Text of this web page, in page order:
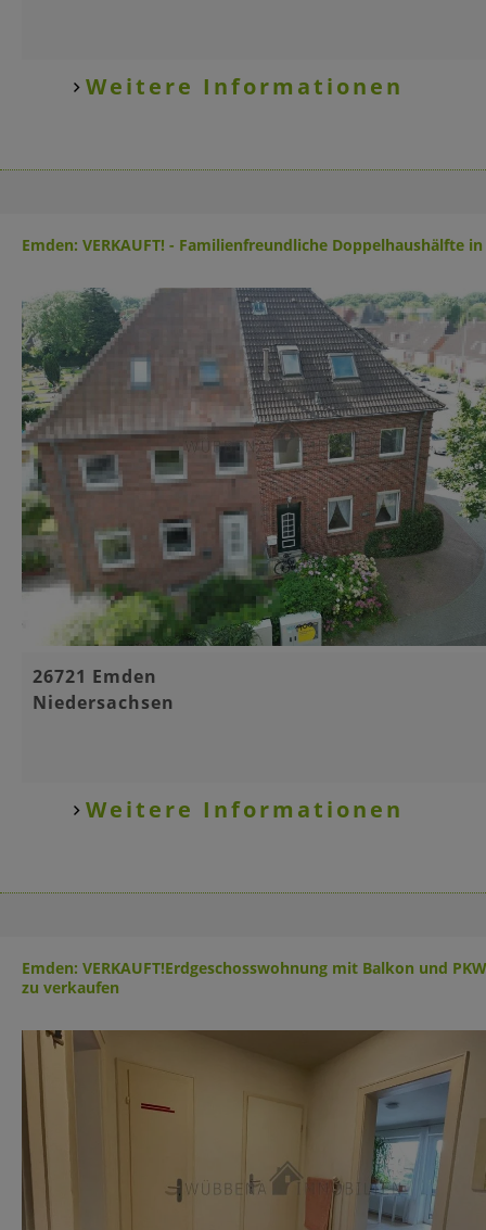
Weitere Informationen
Emden: VERKAUFT! - Familienfreundliche Doppelhaushälfte
Basisinformationen
26721 Emden
Niedersachsen
Weitere Informationen
Emden: VERKAUFT!Erdgeschosswohnung mit Balkon und
zu verkaufen